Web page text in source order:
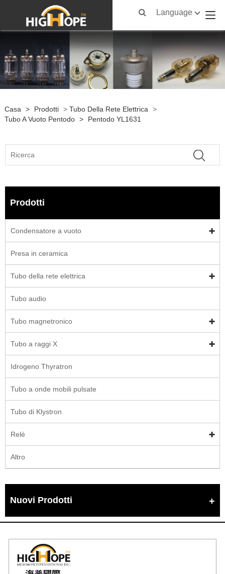
Language
Casa > Prodotti > Tubo Della Rete Elettrica
>
Tubo A Vuoto Pentodo > Pentodo YL1631
Prodotti
Condensatore a vuoto
Presa in ceramica
Tubo della rete elettrica
Tubo audio
Tubo magnetronico
Tubo a raggi X
Idrogeno Thyratron
Tubo a onde mobili pulsate
Tubo di Klystron
Relè
Altro
Nuovi Prodotti